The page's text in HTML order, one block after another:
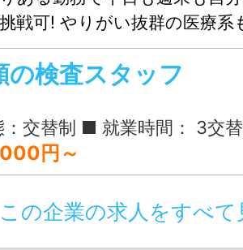
戦可! やりがい抜群の医療系
の検査スタッフ
業時間： 3交替制(各実働7.5h) 1）0:00-8:15 2）8:00-16:15 3
円～
この企業の求人をすべて